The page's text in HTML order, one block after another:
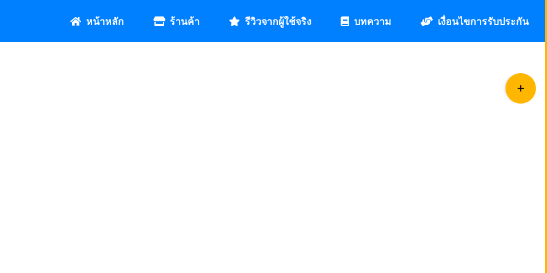
หน้าหลัก ร้านค้า รีวิวจากผู้ใช้จริง บทความ เงื่อนไขการรับประกัน
Toggle
Sliding
Bar